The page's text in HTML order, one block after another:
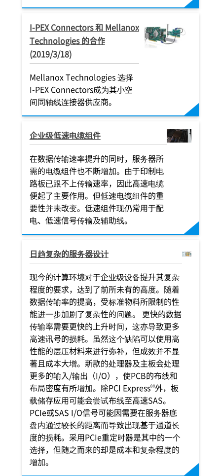
I-PEXConnectors 和 Mellanox
Technologies 的合作
(2019/3/18)
Mellanox Technologies 选择
I-PEXConnectors成为其小空
间同轴线连接器供应商。
企业级低速电缆组件
在数据传输速率提升的同时，服务器所
需的电缆组件也不断增加。由于印制电
路板已跟不上传输速率，因此高速电缆
便起了主要作用。但低速电缆组件的重
要性并未改变。低速组件现仍常用于配
电、低速信号传输及辅助线。
日趋复杂的服务器设计
现今的计算环境对于企业级设备提升其复杂
程度的要求，达到了前所未有的高度。随着
数据传输率的提高，受标准物料所限制的性
能进一步加剧了复杂性的问题。 更快的数据
传输率需要更快的上升时间，这亦导致更多
高速讯号的损耗。虽然这个缺陷可以使用高
性能的层压材料来进行弥补，但成效并不显
著且成本大增。新款的处理器及主板会处理
更多的输入/输出（I/O），使PCB的布线和
布局密度有所增加。除PCI Express®外，板
载储存应用可能会尝试布线至高速SAS。
PCIe或SAS I/O信号可能因需要在服务器底
盘内通过较长的距离而导致出现基于通道长
度的损耗。采用PCIe重定时器是其中的一个
选择，但随之而来的却是成本和复杂程度的
增加。